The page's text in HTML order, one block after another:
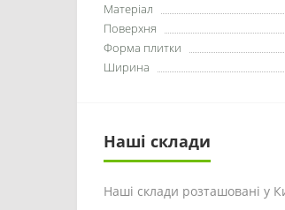
Матеріал
Поверхня
Форма плитки
Ширина
Наші склади
Наші склади розташовані у